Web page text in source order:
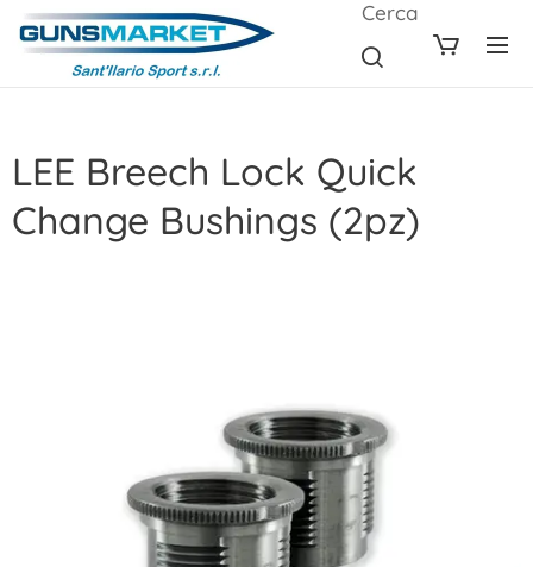
Cerca
LEE Breech Lock Quick
Change Bushings (2pz)